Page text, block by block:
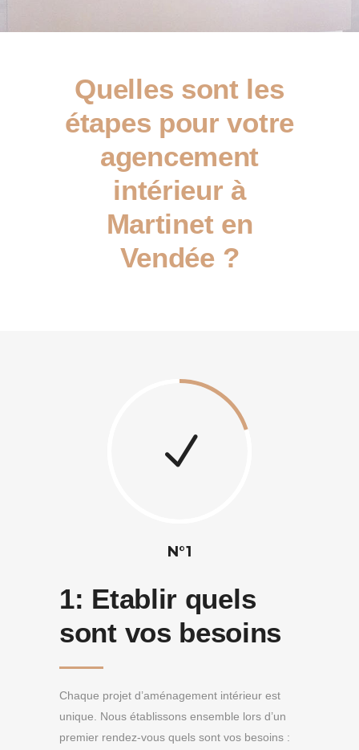
Quelles sont les
étapes pour votre
agencement
intérieur à
Martinet en
Vendée ?
N°1
1: Etablir quels
sont vos besoins
Chaque projet d’aménagement intérieur est
unique. Nous établissons ensemble lors d’un
premier rendez-vous quels sont vos besoins :